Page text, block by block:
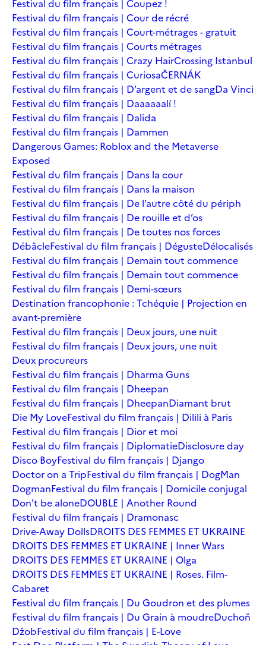
Festival du film français | Coupez !
Festival du film français | Cour de récré
Festival du film français | Court-métrages - gratuit
Festival du film français | Courts métrages
Festival du film français | Crazy HairCrossing Istanbul
Festival du film français | CuriosaČERNÁK
Festival du film français | D’argent et de sangDa Vinci
Festival du film français | Daaaaaalí !
Festival du film français | Dalida
Festival du film français | Dammen
Dangerous Games: Roblox and the Metaverse
Exposed
Festival du film français | Dans la cour
Festival du film français | Dans la maison
Festival du film français | De l’autre côté du périph
Festival du film français | De rouille et d’os
Festival du film français | De toutes nos forces
DébâcleFestival du film français | DégusteDélocalisés
Festival du film français | Demain tout commence
Festival du film français | Demain tout commence
Festival du film français | Demi-sœurs
Destination francophonie : Tchéquie | Projection en
avant-première
Festival du film français | Deux jours, une nuit
Festival du film français | Deux jours, une nuit
Deux procureurs
Festival du film français | Dharma Guns
Festival du film français | Dheepan
Festival du film français | DheepanDiamant brut
Die My LoveFestival du film français | Dilili à Paris
Festival du film français | Dior et moi
Festival du film français | DiplomatieDisclosure day
Disco BoyFestival du film français | Django
Doctor on a TripFestival du film français | DogMan
DogmanFestival du film français | Domicile conjugal
Don't be aloneDOUBLE | Another Round
Festival du film français | Dramonasc
Drive-Away DollsDROITS DES FEMMES ET UKRAINE
DROITS DES FEMMES ET UKRAINE | Inner Wars
DROITS DES FEMMES ET UKRAINE | Olga
DROITS DES FEMMES ET UKRAINE | Roses. Film-
Cabaret
Festival du film français | Du Goudron et des plumes
Festival du film français | Du Grain à moudreDuchoň
DžobFestival du film français | E-Love